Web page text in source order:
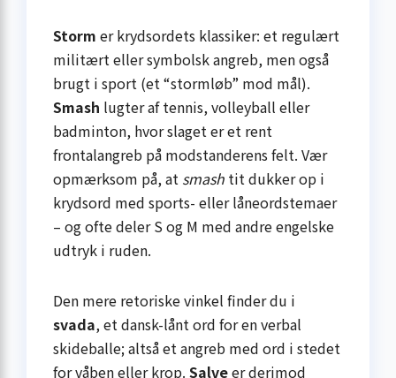
Storm er krydsordets klassiker: et regulært
militært eller symbolsk angreb, men også
brugt i sport (et “stormløb” mod mål).
Smash lugter af tennis, volleyball eller
badminton, hvor slaget er et rent
frontalangreb på modstanderens felt. Vær
opmærksom på, at smash tit dukker op i
krydsord med sports- eller låneordstemaer
– og ofte deler S og M med andre engelske
udtryk i ruden.
Den mere retoriske vinkel finder du i
svada, et dansk-lånt ord for en verbal
skideballe; altså et angreb med ord i stedet
for våben eller krop. Salveer derimod